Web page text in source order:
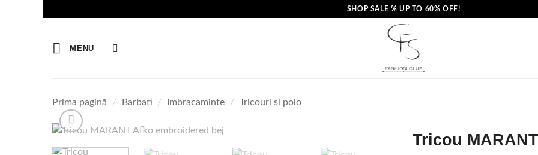
SHOP SALE % UP TO 60% OFF!
MENU
Prima pagină / Barbati / Imbracaminte / Tricouri si polo
Tricou